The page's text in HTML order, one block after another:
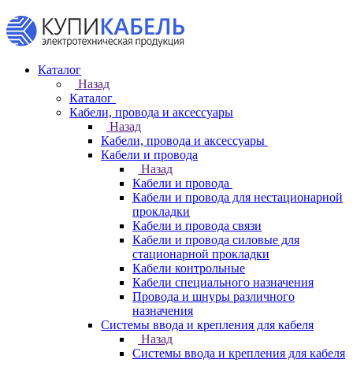
Каталог
Назад
Каталог
Кабели, провода и аксессуары
Назад
Кабели, провода и аксессуары
Кабели и провода
Назад
Кабели и провода
Кабели и провода для нестационарной
прокладки
Кабели и провода связи
Кабели и провода силовые для
стационарной прокладки
Кабели контрольные
Кабели специального назначения
Провода и шнуры различного
назначения
Системы ввода и крепления для кабеля
Назад
Системы ввода и крепления для кабеля